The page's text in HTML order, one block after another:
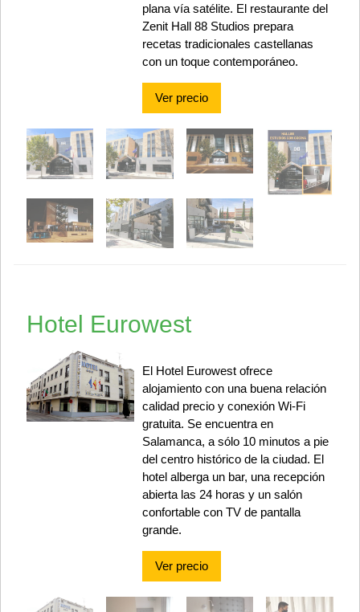
plana vía satélite. El restaurante del
Zenit Hall 88 Studios prepara
recetas tradicionales castellanas
con un toque contemporáneo.
Ver precio
Hotel Eurowest
El Hotel Eurowest ofrece
alojamiento con una buena relación
calidad precio y conexión Wi-Fi
gratuita. Se encuentra en
Salamanca, a sólo 10 minutos a pie
del centro histórico de la ciudad. El
hotel alberga un bar, una recepción
abierta las 24 horas y un salón
confortable con TV de pantalla
grande.
Ver precio